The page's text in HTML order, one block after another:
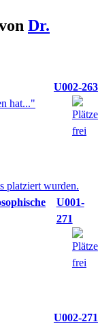
Dr.
U002-263
hat..."
U001-
271
U002-271